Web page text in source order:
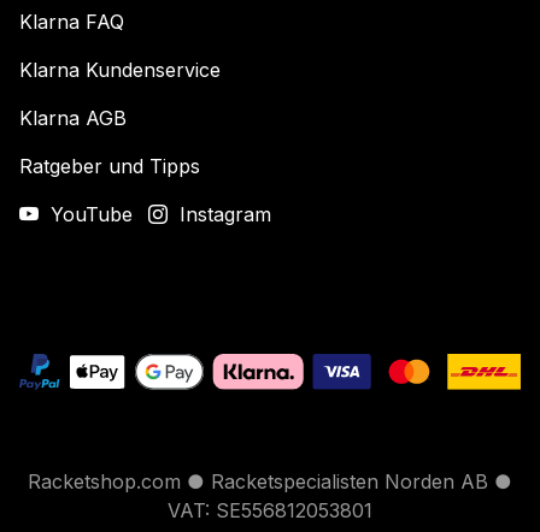
Klarna FAQ
Klarna Kundenservice
Klarna AGB
Ratgeber und Tipps
YouTube
Instagram
Racketshop.com ● Racketspecialisten Norden AB ●
VAT: SE556812053801